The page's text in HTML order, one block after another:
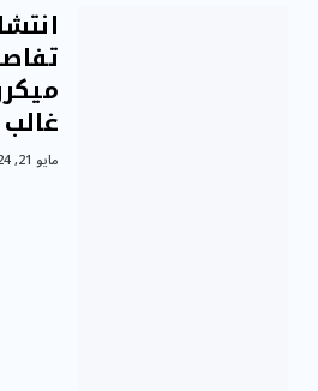
غالب
مايو 21, 2024 3:41 م